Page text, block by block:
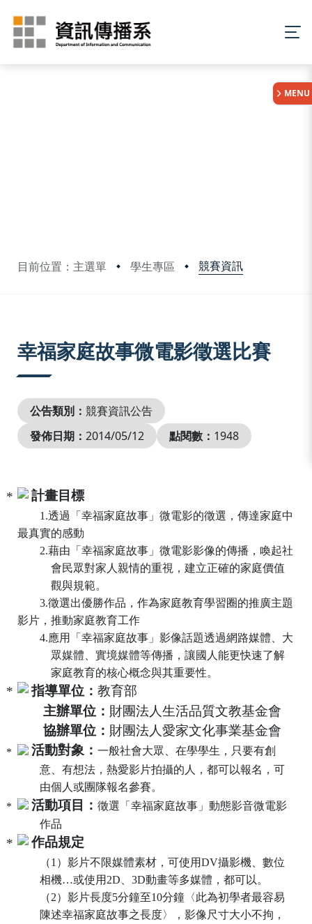
目前位置：主選單 學生專區 競賽資訊
MENU
幸福家庭故事微電影徵選比賽
公告類別： 競賽資訊公告
發佈日期： 2014/05/12 點閱數： 1948
計畫目標
1.透過「幸福家庭故事」微電影的徵選，傳達家庭中
最真實的感動
2.藉由「幸福家庭故事」微電影影像的傳播，喚起社
會民眾對家人親情的重視，建立正確的家庭價值
觀與規範。
3.徵選出優勝作品，作為家庭教育學習圈的推廣主題
影片，推動家庭教育工作
4.應用「幸福家庭故事」影像話題透過網路媒體、大
眾媒體、實境媒體等傳播，讓國人能更快速了解
家庭教育的核心概念與其重要性。
指導單位： 教育部
主辦單位： 財團法人生活品質文教基金會
協辦單位： 財團法人愛家文化事業基金會
活動對象： 一般社會大眾、在學學生，只要有創
意、有想法，熱愛影片拍攝的人，都可以報名，可
由個人或團隊報名參賽。
活動項目： 徵選「幸福家庭故事」動態影音微電影
作品
作品規定
（1 ）影片不限媒體素材，可使用DV攝影機、數位
相機…或使用 2D 3D動畫等多媒體，都可以。
（2）影片長度5分鐘至10分鐘〈此為初學者最容易
陳述幸福家庭故事之長度〉，影像尺寸大小不拘，